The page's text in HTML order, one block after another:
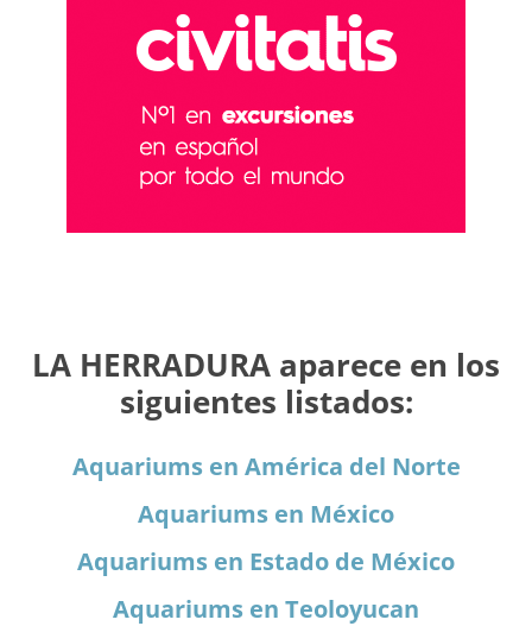
LA HERRADURA aparece en los
siguientes listados:
Aquariums en América del Norte
Aquariums en México
Aquariums en Estado de México
Aquariums en Teoloyucan